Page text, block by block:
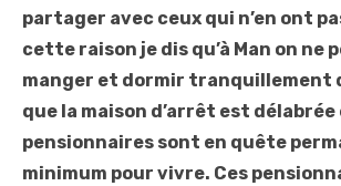
partager avec ceux qui n’en ont
cette raison je dis qu’à Man on ne
manger et dormir tranquillement
que la maison d’arrêt est délabrée
pensionnaires sont en quête
minimum pour vivre. Ces